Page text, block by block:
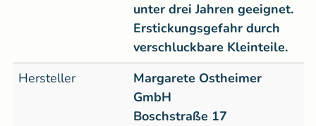
unter drei Jahren geeignet.
Erstickungsgefahr durch
verschluckbare Kleinteile.
Hersteller
Margarete Ostheimer
GmbH
Boschstraße 17